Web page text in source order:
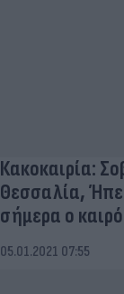
Κακοκαιρία:
Θεσσαλία,
σήμερα ο
05.01.2021 07:55